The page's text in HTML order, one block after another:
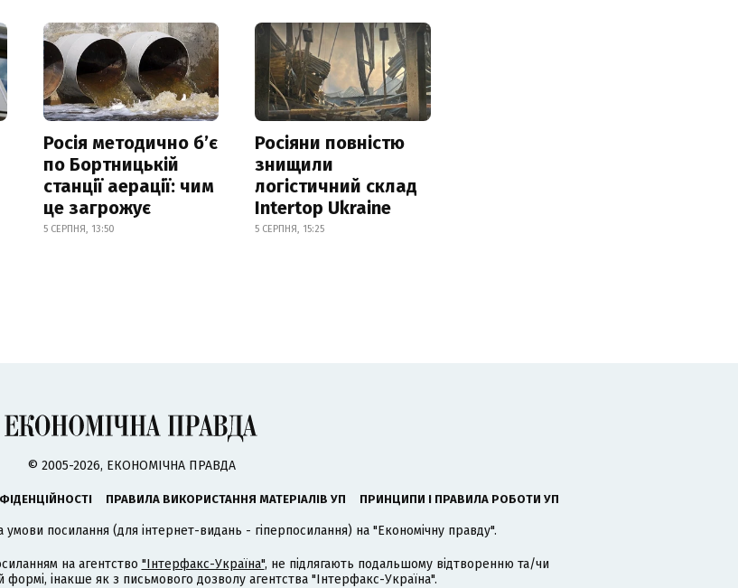
Росія методично б’є
по Бортницькій
станції аерації: чим
це загрожує
5 СЕРПНЯ, 13:50
Росіяни повністю
знищили
логістичний склад
Intertop Ukraine
5 СЕРПНЯ, 15:25
© 2005-2026, ЕКОНОМІЧНА ПРАВДА
ПРАВИЛА ВИКОРИСТАННЯ МАТЕРІАЛІВ УП ПРИНЦИПИ І ПРАВИЛА РОБОТИ УП
умови посилання (для інтернет-видань - гіперпосилання) на "Економічну правду".
на агентство "Інтерфакс-Україна", не підлягають подальшому відтворенню та/чи
інакше як з письмового дозволу агентства "Інтерфакс-Україна".